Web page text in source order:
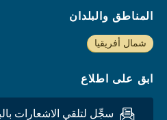
المناطق والبلدان
شمال أفريقيا
ابق على اطلاع
سجِّل لتلقي الاشعارات